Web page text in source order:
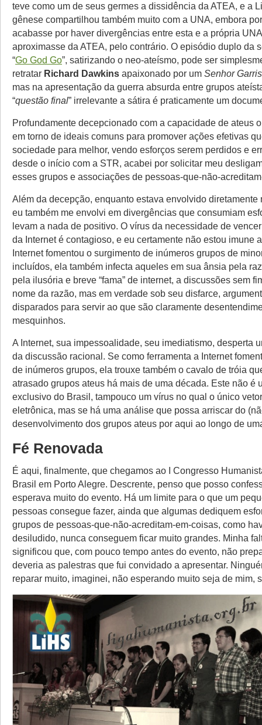
teve como um de seus germes a dissidência da ATEA, e a
gênese compartilhou também muito com a UNA, embora
acabasse por haver divergências entre esta e a própria
aproximasse da ATEA, pelo contrário. O episódio duplo da
“Go God Go”, satirizando o neo-ateísmo, pode ser
retratar Richard Dawkins apaixonado por um Senhor
mas na apresentação da guerra absurda entre grupos
“questão final” irrelevante a sátira é praticamente um
Profundamente decepcionado com a capacidade de ateus
em torno de ideais comuns para promover ações efetivas
sociedade para melhor, vendo esforços serem perdidos e
desde o início com a STR, acabei por solicitar meu
esses grupos e associações de pessoas-que-não-
Além da decepção, enquanto estava envolvido diretamente
eu também me envolvi em divergências que consumiam
levam a nada de positivo. O vírus da necessidade de
da Internet é contagioso, e eu certamente não estou imune
Internet fomentou o surgimento de inúmeros grupos de
incluídos, ela também infecta aqueles em sua ânsia pela
pela ilusória e breve “fama” de internet, a discussões sem
nome da razão, mas em verdade sob seu disfarce,
disparados para servir ao que são claramente
mesquinhos.
A Internet, sua impessoalidade, seu imediatismo, desperta
da discussão racional. Se como ferramenta a Internet
de inúmeros grupos, ela trouxe também o cavalo de tróia
atrasado grupos ateus há mais de uma década. Este não é
exclusivo do Brasil, tampouco um vírus no qual o único
eletrônica, mas se há uma análise que possa arriscar do
desenvolvimento dos grupos ateus por aqui ao longo de
Fé Renovada
É aqui, finalmente, que chegamos ao I Congresso
Brasil em Porto Alegre. Descrente, penso que posso
esperava muito do evento. Há um limite para o que um
pessoas consegue fazer, ainda que algumas dediquem
grupos de pessoas-que-não-acreditam-em-coisas, como
desiludido, nunca conseguem ficar muito grandes. Minha
significou que, com pouco tempo antes do evento, não
deveria as palestras que fui convidado a apresentar.
reparar muito, imaginei, não esperando muito seja de mim,